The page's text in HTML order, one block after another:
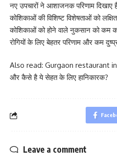
नए उपचारों ने आशाजनक परिणाम दिखाए
कोशिकाओं की विशिष्ट विशेषताओं को
कोशिकाओं को होने वाले नुकसान को कम
रोगियों के लिए बेहतर परिणाम और कम
Also read: Gurgaon restaurant
और कैसे है ये सेहत के लिए हानिकारक?
Leave a comment